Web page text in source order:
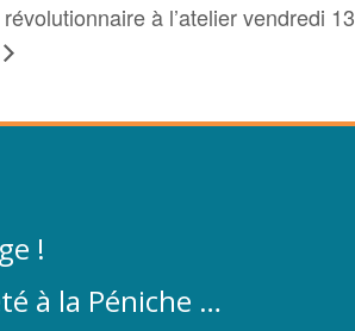
à l’atelier vendredi 13
!
à la Péniche …